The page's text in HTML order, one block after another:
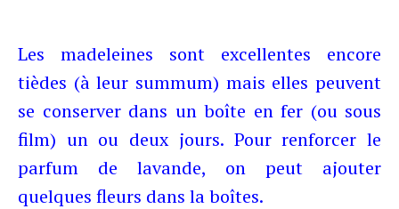
Les madeleines sont excellentes encore
tièdes (à leur summum) mais elles peuvent
se conserver dans un boîte en fer (ou sous
film) un ou deux jours. Pour renforcer le
parfum de lavande, on peut ajouter
quelques fleurs dans la boîtes.